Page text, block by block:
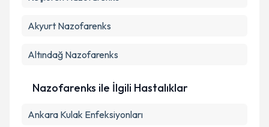
Akyurt Nazofarenks
Altındağ Nazofarenks
Nazofarenks ile İlgili Hastalıklar
Ankara Kulak Enfeksiyonları